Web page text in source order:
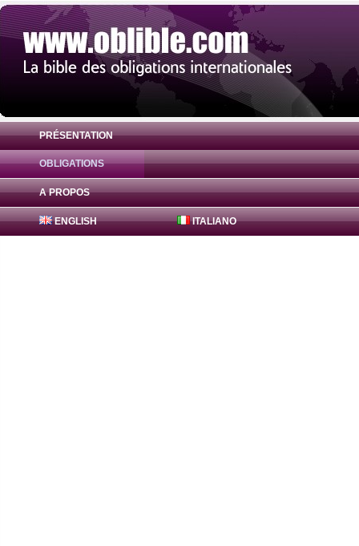
PRÉSENTATION
OBLIGATIONS
A PROPOS
ENGLISH ITALIANO
Obligation Portugal 5.125% (